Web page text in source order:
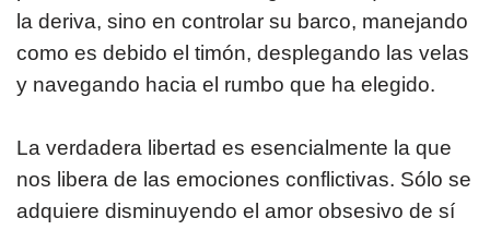
la deriva, sino en controlar su barco, manejando
como es debido el timón, desplegando las velas
y navegando hacia el rumbo que ha elegido.
La verdadera libertad es esencialmente la que
nos libera de las emociones conflictivas. Sólo se
adquiere disminuyendo el amor obsesivo de sí